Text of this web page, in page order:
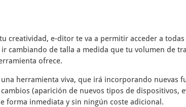
creatividad, e-ditor te va a permitir acceder a
cambiando de talla a medida que tu volumen de
ofrece.
una herramienta viva, que irá incorporando nuevas
(aparición de nuevos tipos de dispositivos,
forma inmediata y sin ningún coste adicional.